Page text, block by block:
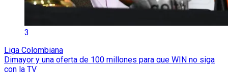
3
Liga Colombiana
Dimayor y una oferta de 100 millones para que WIN no siga
con la TV